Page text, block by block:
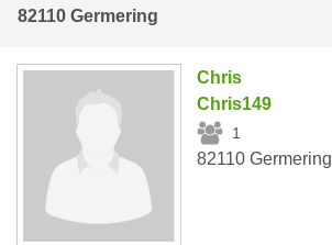
82110 Germering
Chris
Chris149
1
82110 Germering